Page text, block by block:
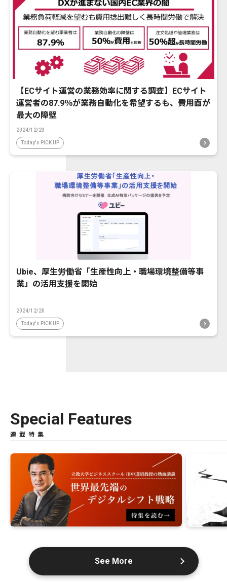
【ECサイト運営の業務効率に関する調査】ECサイト
運営者の87.9％が業務自動化を希望するも、費用面が
最大の障壁
2024/12/23
Today's PICK UP
Ubie、厚生労働省「生産性向上・職場環境整備等事
業」の活用支援を開始
2024/12/20
Today's PICK UP
Special Features
連載特集
See More